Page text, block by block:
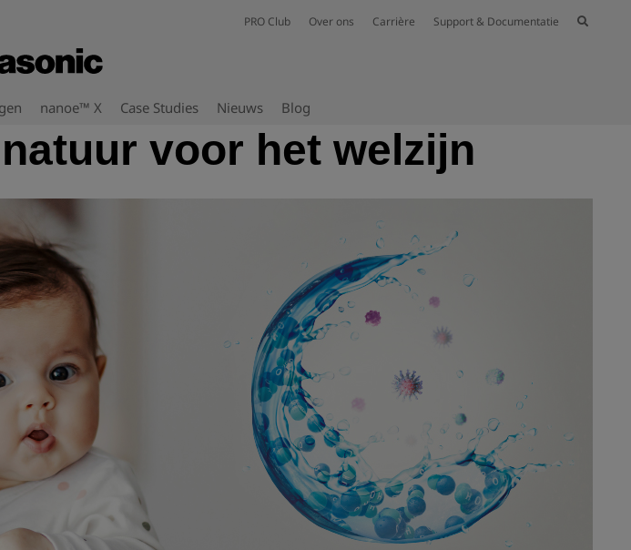
PRO Club Over ons Carrière Support & Documentatie
nanoe™ X Case Studies Nieuws Blog
voor het welzijn